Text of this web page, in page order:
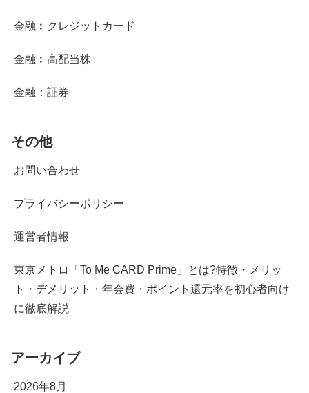
金融︰クレジットカード
金融︰高配当株
金融：証券
その他
お問い合わせ
プライバシーポリシー
運営者情報
東京メトロ「To Me CARD Prime」とは?特徴・メリッ
ト・デメリット・年会費・ポイント還元率を初心者向け
に徹底解説
アーカイブ
2026年8月